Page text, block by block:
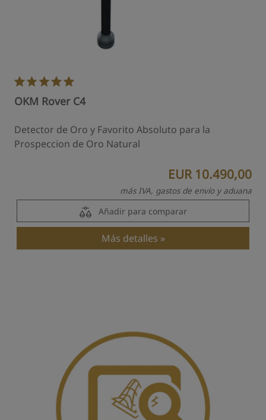
OKM Rover C4
Detector de Oro y Favorito Absoluto para la
Prospeccion de Oro Natural
EUR 10.490,00
más IVA, gastos de envío y aduana
Añadir para comparar
Más detalles